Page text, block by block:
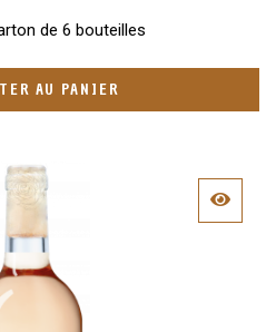
de 6 bouteilles
AU PANIER